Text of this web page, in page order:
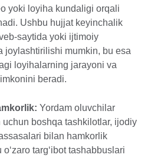
yoki loyiha kundaligi orqali
Ushbu hujjat keyinchalik
saytida yoki ijtimoiy
joylashtirilishi mumkin, bu esa
loyihalarning jarayoni va
beradi.
Yordam oluvchilar
boshqa tashkilotlar, ijodiy
bilan hamkorlik
targ‘ibot tashabbuslari